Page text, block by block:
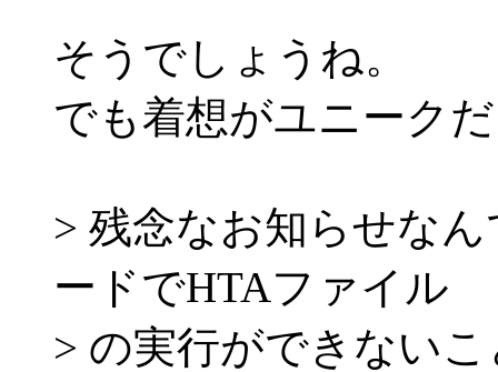
そうでしょうね。
でも着想がユニーク
> 残念なお知らせな
ードでHTAファイル
> の実行ができない